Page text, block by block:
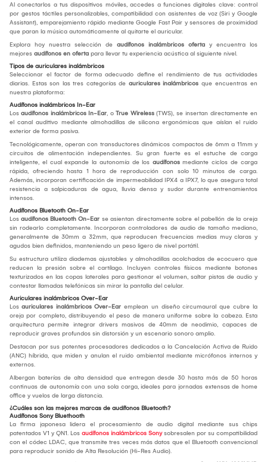
Al conectarlos a tus dispositivos móviles, accedes a funciones digitales clave: control
por gestos táctiles personalizables, compatibilidad con asistentes de voz (Siri y Google
Assistant), emparejamiento rápido mediante Google Fast Pair y sensores de proximidad
que paran la música automáticamente al quitarte el auricular.
Explora hoy nuestra selección de audífonos inalámbricos oferta y encuentra los
mejores audífonos en oferta para llevar tu experiencia acústica al siguiente nivel.
Tipos de auriculares inalámbricos
Seleccionar el factor de forma adecuado define el rendimiento de tus actividades
diarias. Estas son las tres categorías de auriculares inalámbricos que encuentras en
nuestra plataforma:
Audífonos inalámbricos In-Ear
Los audífonos inalámbricos In-Ear, o True Wireless (TWS), se insertan directamente en
el canal auditivo mediante almohadillas de silicona ergonómicas que aíslan el ruido
exterior de forma pasiva.
Tecnológicamente, operan con transductores dinámicos compactos de 6mm a 11mm y
circuitos de alimentación independientes. Su gran fuerte es el estuche de carga
inteligente, el cual expande la autonomía de los audífonos mediante ciclos de carga
rápida, ofreciendo hasta 1 hora de reproducción con solo 10 minutos de carga.
Además, incorporan certificación de impermeabilidad IPX4 a IPX7, lo que asegura total
resistencia a salpicaduras de agua, lluvia densa y sudor durante entrenamientos
intensos.
Audífonos Bluetooth On-Ear
Los audífonos Bluetooth On-Ear se asientan directamente sobre el pabellón de la oreja
sin rodearlo completamente. Incorporan controladores de audio de tamaño mediano,
generalmente de 30mm a 32mm, que reproducen frecuencias medias muy claras y
agudos bien definidos, manteniendo un peso ligero de nivel portátil.
Su estructura utiliza diademas ajustables y almohadillas acolchadas de ecocuero que
reducen la presión sobre el cartílago. Incluyen controles físicos mediante botones
texturizados en las copas laterales para gestionar el volumen, saltar pistas de audio y
contestar llamadas telefónicas sin mirar la pantalla del celular.
Auriculares inalámbricos Over-Ear
Los auriculares inalámbricos Over-Ear emplean un diseño circumaural que cubre la
oreja por completo, distribuyendo el peso de manera uniforme sobre la cabeza. Esta
arquitectura permite integrar drivers masivos de 40mm de neodimio, capaces de
reproducir graves profundos sin distorsión y un escenario sonoro amplio.
Destacan por sus potentes procesadores dedicados a la Cancelación Activa de Ruido
(ANC) híbrida, que miden y anulan el ruido ambiental mediante micrófonos internos y
externos.
Albergan baterías de alta densidad que entregan desde 30 hasta más de 50 horas
continuas de autonomía con una sola carga, ideales para jornadas extensas de home
office y vuelos de larga distancia.
¿Cuáles son las mejores marcas de audífonos Bluetooth?
Audífonos Sony Bluethooth
La firma japonesa lidera el procesamiento de audio digital mediante sus chips
patentados V1 y QN1. Los audífonos inalámbricos Sonysobresalen por su compatibilidad
con el códec LDAC, que transmite tres veces más datos que el Bluetooth convencional
para reproducir sonido de Alta Resolución (Hi-Res Audio).